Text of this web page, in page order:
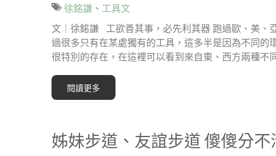
徐銘謙 、 工具文
文｜徐銘謙 工欲善其事，必先利其器 跑過歐、美、
過很多只有在某處獨有的工具，這多半是因為不同
很特別的存在，在這裡可以看到來自東、西方兩種不
閱讀更多
姊妹步道、友誼步道 傻傻分不